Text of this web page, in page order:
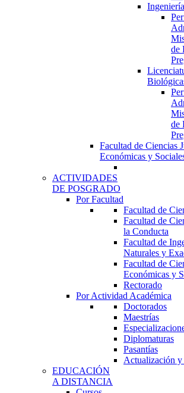
de
de
Facultad de Ciencias
Económicas y
ACTIVIDADES
DE POSGRADO
Por Facultad
Facultad de
Facultad de
la Conducta
Facultad de
Naturales y
Facultad de
Económicas y
Rectorado
Por Actividad Académica
Doctorados
Maestrías
Diplomaturas
Pasantías
Actualización y
EDUCACIÓN
A DISTANCIA